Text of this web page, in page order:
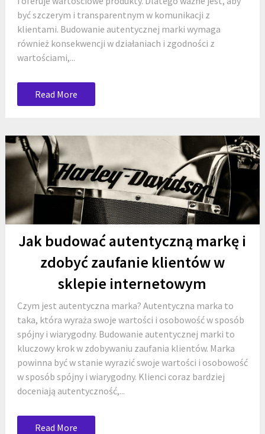
być szczerym i transparentnym w komunikacji z
klientami. Budowanie autentycznej marki wymaga
również konsekwencji w działaniach i zgodności z
wartościami,...
Read More
Jak budować autentyczną markę i
zdobyć zaufanie klientów w
sklepie internetowym
Czym jest autentyczna marka? Autentyczna marka to
taka, która wyraża swoje wartości i osobowość w sposób
spójny i wiarygodny. Budowanie autentycznej marki to
kluczowy krok w zdobywaniu zaufania klientów. Marka
powinna być w stanie wyrazić swoje wartości i osobowość
w sposób spójny i wiarygodny. Klienci coraz bardziej
doceniają autentyczność,...
Read More